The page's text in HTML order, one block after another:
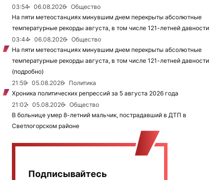
03:54 06.08.2026
Общество
На пяти метеостанциях минувшим днем перекрыты абсолютные
температурные рекорды августа, в том числе 121-летней давности
03:44
06.08.2026
Общество
На пяти метеостанциях минувшим днем перекрыты абсолютные
температурные рекорды августа, в том числе 121-летней давности
(подробно)
21:59
05.08.2026
Политика
Хроника политических репрессий за 5 августа 2026 года
21:02
05.08.2026
Общество
В больнице умер 8-летний мальчик, пострадавший в ДТП в
Светлогорском районе
Подписывайтесь